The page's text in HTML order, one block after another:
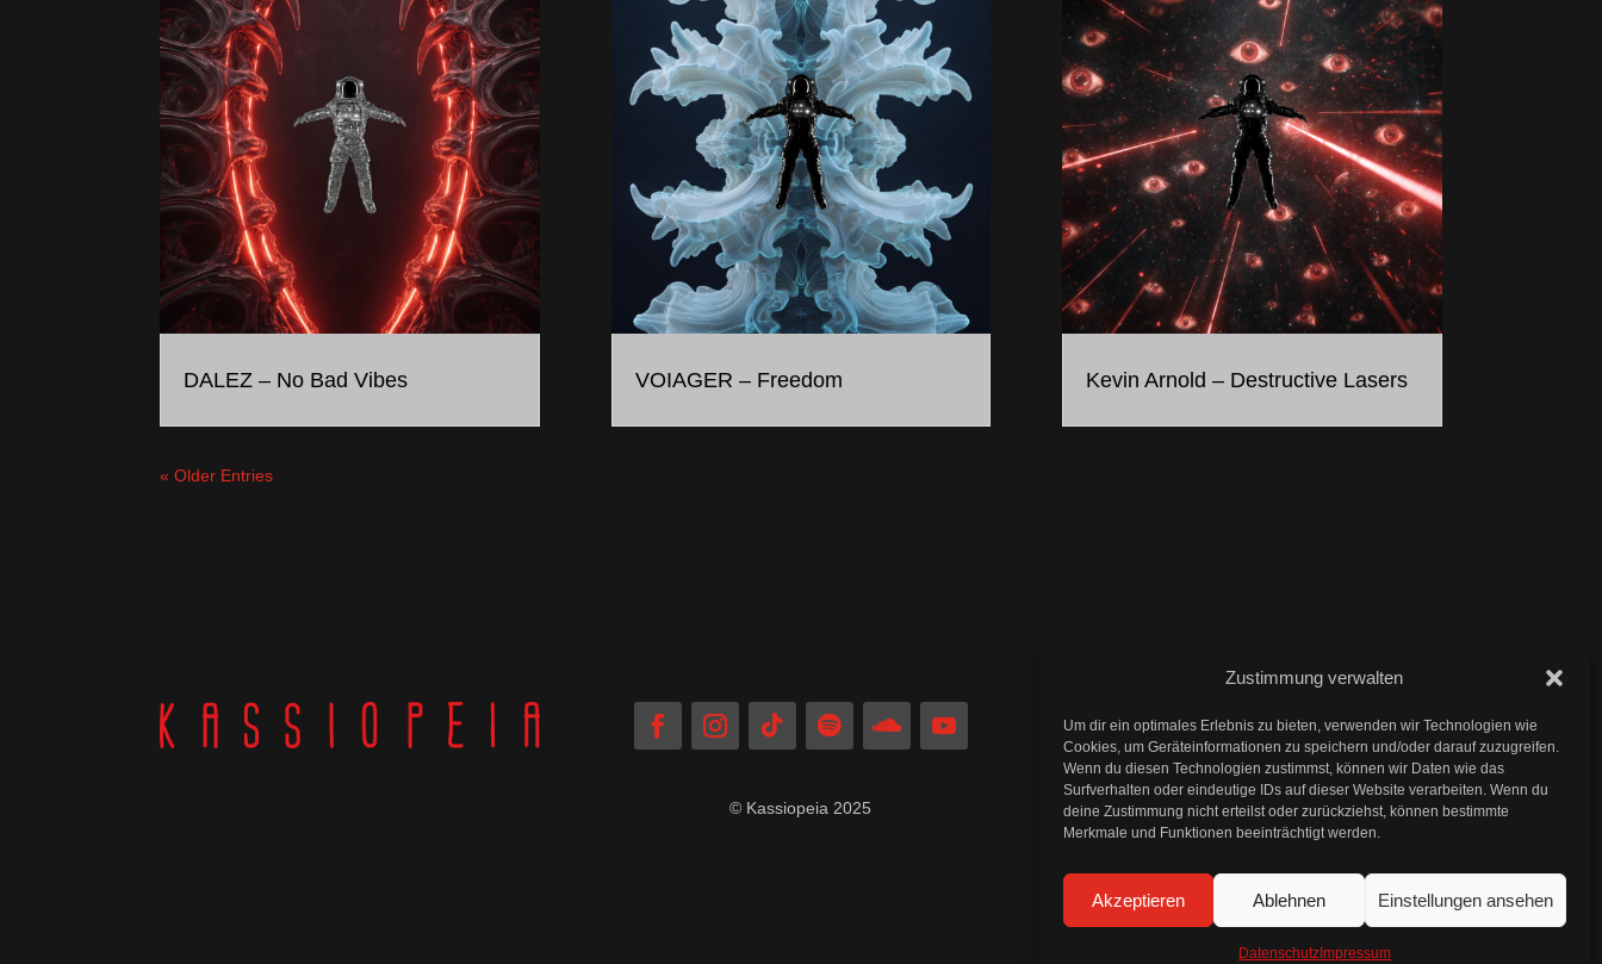
Zustimmung verwalten
Um dir ein optimales Erlebnis zu bieten, verwenden wir Technologien wie
Cookies, um Geräteinformationen zu speichern und/oder darauf zuzugreifen.
Wenn du diesen Technologien zustimmst, können wir Daten wie das
Surfverhalten oder eindeutige IDs auf dieser Website verarbeiten. Wenn du
deine Zustimmung nicht erteilst oder zurückziehst, können bestimmte
Merkmale und Funktionen beeinträchtigt werden.
Akzeptieren Ablehnen Einstellungen ansehen
DatenschutzImpressum
DALEZ – No Bad Vibes VOIAGER – Freedom Kevin Arnold – Destructive Lasers
« Older Entries
© Kassiopeia 2025
Impressum
Datenschutz
AGB und Widerrufsbelehrung